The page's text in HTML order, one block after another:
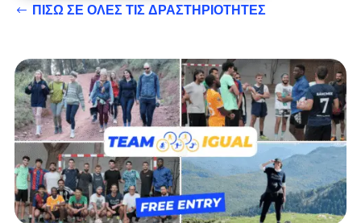
ΠΊΣΩ ΣΕ ΌΛΕΣ ΤΙΣ ΔΡΑΣΤΗΡΙΌΤΗΤΕΣ